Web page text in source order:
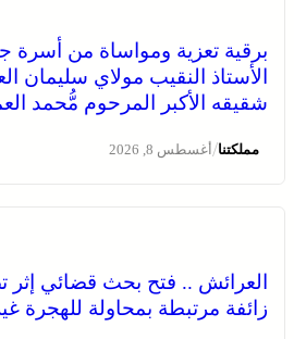
برقية تعزية ومواساة من أسرة
الأستاذ النقيب مولاي سليمان
شقيقه الأكبر المرحوم مُّحمد
مملكتنا/أغسطس 8, 2026
العرائش .. فتح بحث قضائي إثر
زائفة مرتبطة بمحاولة للهجرة